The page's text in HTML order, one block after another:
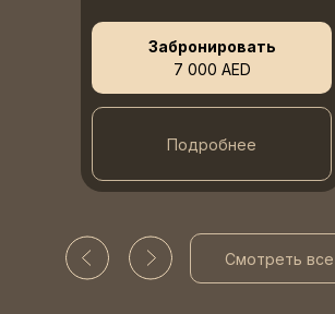
Подробнее
Забронировать
7 000 AED
Смотреть